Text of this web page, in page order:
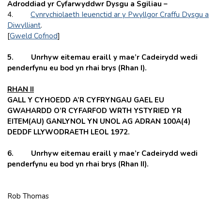
Adroddiad yr Cyfarwyddwr Dysgu a Sgiliau –
4. Cynrychiolaeth Ieuenctid ar y Pwyllgor Craffu Dysgu a
Diwylliant.
[Gweld Cofnod]
5. Unrhyw eitemau eraill y mae’r Cadeirydd wedi
penderfynu eu bod yn rhai brys (Rhan I).
RHAN II
GALL Y CYHOEDD A’R CYFRYNGAU GAEL EU
GWAHARDD O’R CYFARFOD WRTH YSTYRIED YR
EITEM(AU) GANLYNOL YN UNOL AG ADRAN 100A(4)
DEDDF LLYWODRAETH LEOL 1972.
6. Unrhyw eitemau eraill y mae’r Cadeirydd wedi
penderfynu eu bod yn rhai brys (Rhan II).
Rob Thomas